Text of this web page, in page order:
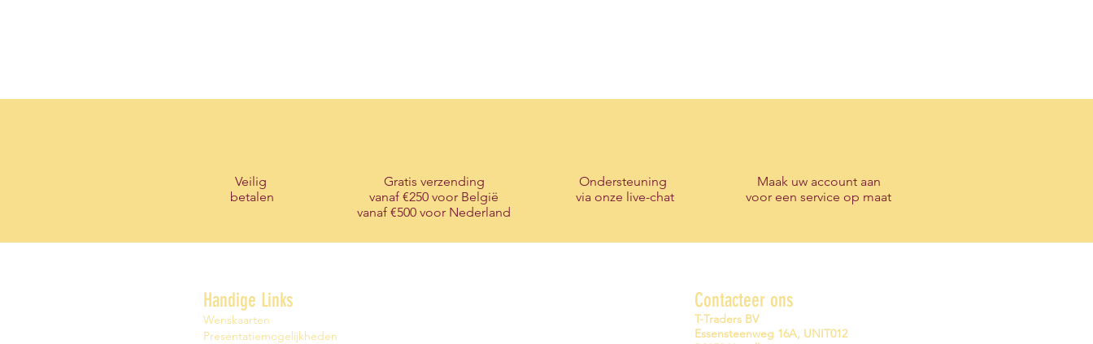
Veilig
betalen
Gratis verzending
vanaf €250 voor België
vanaf €500 voor Nederland
Ondersteuning
via onze live-chat
Maak uw accountaan
voor een service op maat
Handige Links
Wenskaarten
Presentatiemogelijkheden
Contacteer ons
T-Traders BV
Essensteenweg 16A, UNIT012